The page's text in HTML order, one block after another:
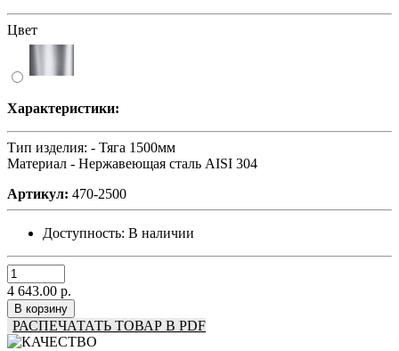
Цвет
Характеристики:
Тип изделия: - Тяга 1500мм
Материал - Нержавеющая сталь AISI 304
Артикул: 470-2500
Доступность: В наличии
4 643.00 р.
В корзину
РАСПЕЧАТАТЬ ТОВАР В PDF